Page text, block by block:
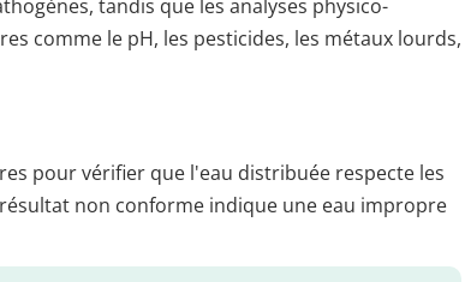
tandis que les analyses physico-
comme le pH, les pesticides, les métaux lourds,
pour vérifier que l'eau distribuée respecte les
non conforme indique une eau impropre